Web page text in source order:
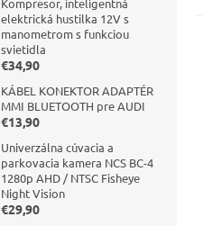
Kompresor, inteligentná
elektrická hustilka 12V s
manometrom s funkciou
svietidla
€34,90
KÁBEL KONEKTOR ADAPTÉR
MMI BLUETOOTH pre AUDI
€13,90
Univerzálna cúvacia a
parkovacia kamera NCS BC-4
1280p AHD / NTSC Fisheye
Night Vision
€29,90